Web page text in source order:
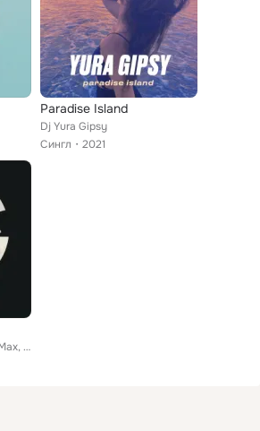
Paradise Island
Dj Yura Gipsy
Сингл
2021
Разные исполнители, F.Max, Snite, Theory27, Echoplays, Arch Fatum, SZ, Luxury Around, Siguiente Tecnologia, Ivan Starzev, Rust C...